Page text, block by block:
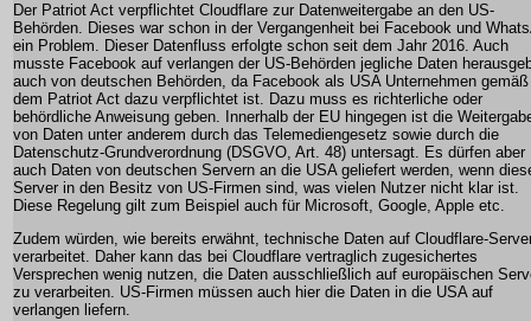
Der Patriot Act verpflichtet Cloudflare zur Datenweitergabe an den US-
Behörden. Dieses war schon in der Vergangenheit bei Facebook und
ein Problem. Dieser Datenfluss erfolgte schon seit dem Jahr 2016. Auch
musste Facebook auf verlangen der US-Behörden jegliche Daten
auch von deutschen Behörden, da Facebook als USA Unternehmen gemäß
dem Patriot Act dazu verpflichtet ist. Dazu muss es richterliche oder
behördliche Anweisung geben. Innerhalb der EU hingegen ist die
von Daten unter anderem durch das Telemediengesetz sowie durch die
Datenschutz-Grundverordnung (DSGVO, Art. 48) untersagt. Es dürfen aber
auch Daten von deutschen Servern an die USA geliefert werden, wenn
Server in den Besitz von US-Firmen sind, was vielen Nutzer nicht klar ist.
Diese Regelung gilt zum Beispiel auch für Microsoft, Google, Apple etc.
Zudem würden, wie bereits erwähnt, technische Daten auf Cloudflare-
verarbeitet. Daher kann das bei Cloudflare vertraglich zugesichertes
Versprechen wenig nutzen, die Daten ausschließlich auf europäischen
zu verarbeiten. US-Firmen müssen auch hier die Daten in die USA auf
verlangen liefern.